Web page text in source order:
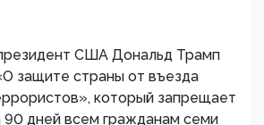
США Дональд Трамп
защите страны от въезда
который запрещает
дней всем гражданам семи